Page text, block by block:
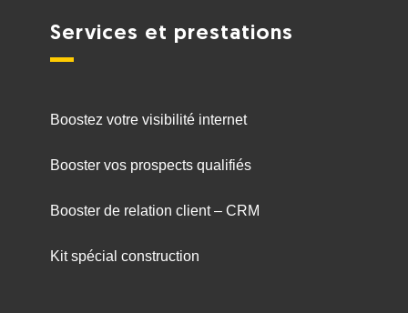
Services et prestations
Boostez votre visibilité internet
Booster vos prospects qualifiés
Booster de relation client – CRM
Kit spécial construction